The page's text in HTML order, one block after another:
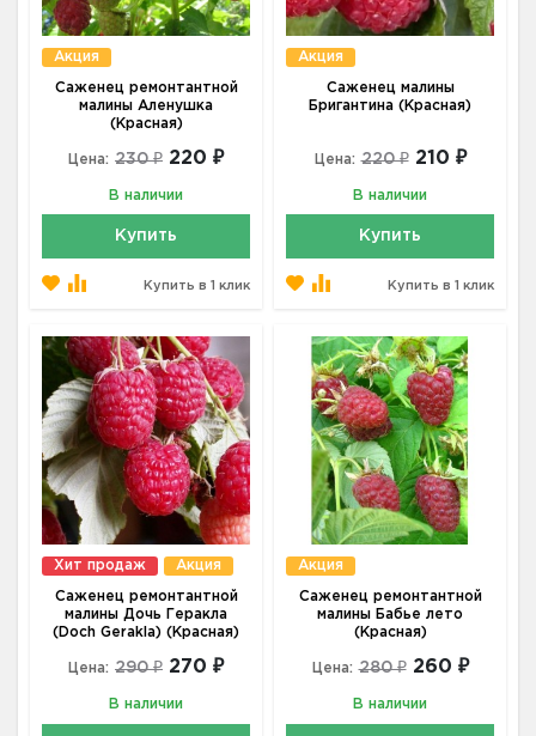
Акция
Саженец ремонтантной
малины Аленушка
(Красная)
Цена: 230 ₽ 220 ₽
В наличии
Купить
Купить в 1 клик
Акция
Саженец малины
Бригантина (Красная)
Цена: 220 ₽ 210 ₽
В наличии
Купить
Купить в 1 клик
Хит продаж Акция
Саженец ремонтантной
малины Дочь Геракла
(Doch Gerakla) (Красная)
Цена: 290 ₽ 270 ₽
В наличии
Акция
Саженец ремонтантной
малины Бабье лето
(Красная)
Цена: 280 ₽ 260 ₽
В наличии